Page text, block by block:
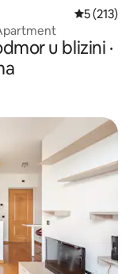
Prosječna
5 (213)
u blizini ·